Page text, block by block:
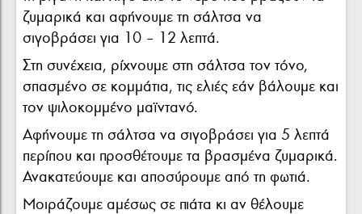
ζυμαρικά και αφήνουμε τη σάλτσα να
σιγοβράσει για 10 – 12 λεπτά.
Στη συνέχεια, ρίχνουμε στη σάλτσα τον τόνο,
σπασμένο σε κομμάτια, τις ελιές εάν βάλουμε και
τον ψιλοκομμένο μαϊντανό.
Αφήνουμε τη σάλτσα να σιγοβράσει για 5 λεπτά
περίπου και προσθέτουμε τα βρασμένα ζυμαρικά.
Ανακατεύουμε και αποσύρουμε από τη φωτιά.
Μοιράζουμε αμέσως σε πιάτα κι αν θέλουμε